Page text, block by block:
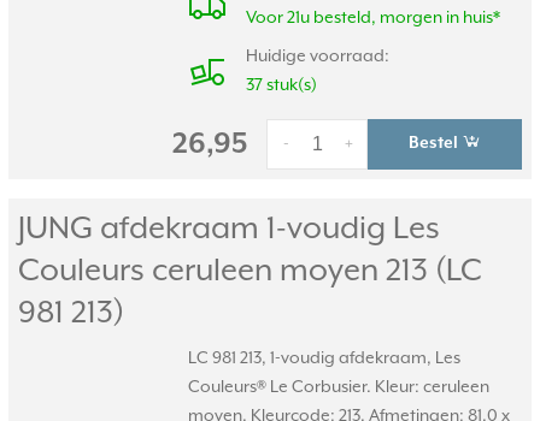
Voor 21u besteld, morgen in huis*
Huidige voorraad:
37 stuk(s)
26,95 +
- Bestel
JUNG afdekraam 1-voudig Les
Couleurs ceruleen moyen 213 (LC
981 213)
LC 981 213, 1-voudig afdekraam, Les
Couleurs® Le Corbusier. Kleur: ceruleen
moyen. Kleurcode: 213. Afmetingen: 81,0 x